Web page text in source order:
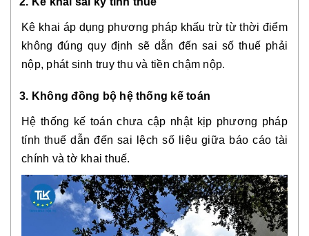
Kê khai áp dụng phương pháp khấu trừ từ thời điểm
không đúng quy định sẽ dẫn đến sai số thuế phải
nộp, phát sinh truy thu và tiền chậm nộp.
3. Không đồng bộ hệ thống kế toán
Hệ thống kế toán chưa cập nhật kịp phương pháp
tính thuế dẫn đến sai lệch số liệu giữa báo cáo tài
chính và tờ khai thuế.